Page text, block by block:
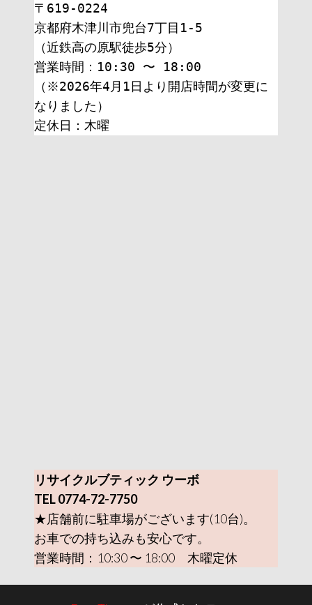
〒619-0224
京都府木津川市兜台7丁目1-5
（近鉄高の原駅徒歩5分）
営業時間：10:30 〜 18:00
（※2026年4月1日より開店時間が変更に
なりました）
定休日：木曜
リサイクルブティック ウーボ
TEL 0774-72-7750
★店舗前に駐車場がございます(10台)。
お車での持ち込みも安心です。
営業時間：10:30 〜 18:00 木曜定休